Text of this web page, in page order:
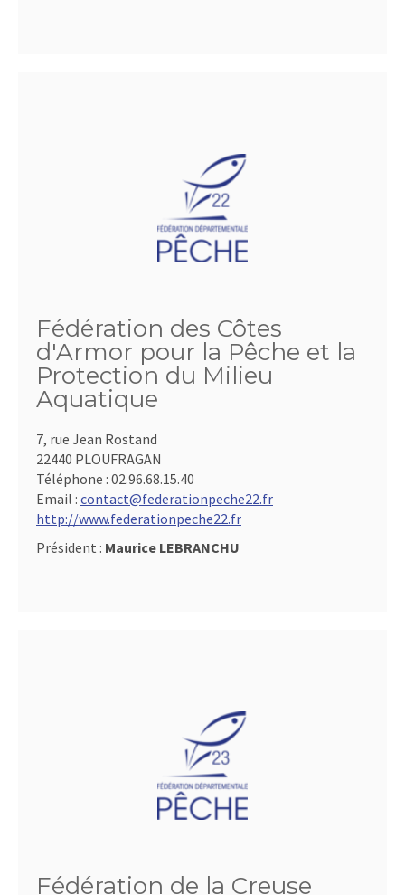
Fédération des Côtes
d'Armor pour la Pêche et la
Protection du Milieu
Aquatique
7, rue Jean Rostand
22440 PLOUFRAGAN
Téléphone : 02.96.68.15.40
Email : contact@federationpeche22.fr
http://www.federationpeche22.fr
Président : Maurice LEBRANCHU
Fédération de la Creuse